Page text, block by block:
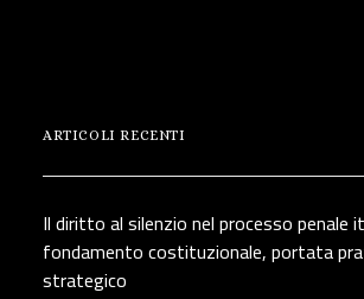
ARTICOLI RECENTI
Il diritto al silenzio nel processo penale
fondamento costituzionale, portata
strategico